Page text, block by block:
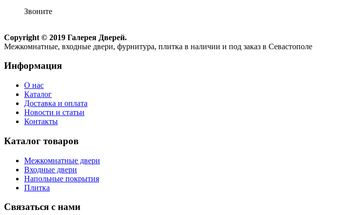
Звоните
Copyright © 2019 Галерея Дверей.
Межкомнатные, входные двери, фурнитура, плитка в наличии и под заказ в Севастополе
Информация
О нас
Каталог
Доставка и оплата
Новости и статьи
Контакты
Каталог товаров
Межкомнатные двери
Входные двери
Напольные покрытия
Плитка
Связаться с нами